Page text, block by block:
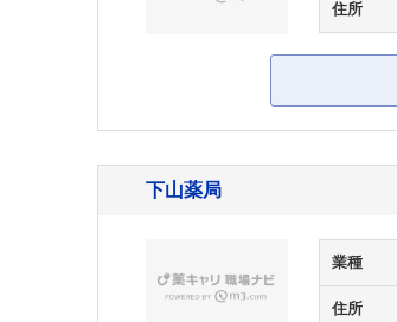
住所
下山薬局
業種
住所